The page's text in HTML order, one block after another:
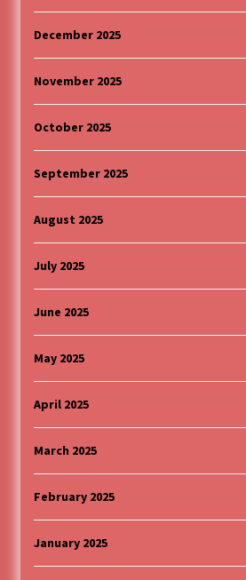
December 2025
November 2025
October 2025
September 2025
August 2025
July 2025
June 2025
May 2025
April 2025
March 2025
February 2025
January 2025